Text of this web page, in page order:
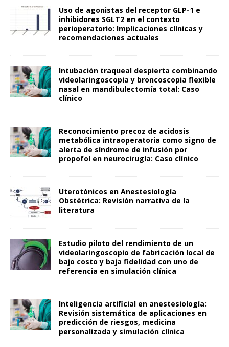
Uso de agonistas del receptor GLP-1 e
inhibidores SGLT2 en el contexto
perioperatorio: Implicaciones clínicas y
recomendaciones actuales
Intubación traqueal despierta combinando
videolaringoscopia y broncoscopia flexible
nasal en mandibulectomía total: Caso
clínico
Reconocimiento precoz de acidosis
metabólica intraoperatoria como signo de
alerta de síndrome de infusión por
propofol en neurocirugía: Caso clínico
Uterotónicos en Anestesiología
Obstétrica: Revisión narrativa de la
literatura
Estudio piloto del rendimiento de un
videolaringoscopio de fabricación local de
bajo costo y baja fidelidad con uno de
referencia en simulación clínica
Inteligencia artificial en anestesiología:
Revisión sistemática de aplicaciones en
predicción de riesgos, medicina
personalizada y simulación clínica